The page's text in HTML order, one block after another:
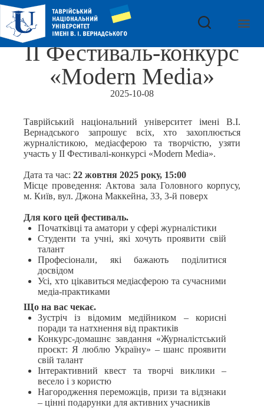
ІІ Фестиваль-конкурс
«Modern Media»
2025-10-08
Таврійський національний університет імені В.І.
Вернадського запрошує всіх, хто захоплюється
журналістикою, медіасферою та творчістю, узяти
участь у ІІ Фестивалі-конкурсі «Modern Media».
Дата та час: 22 жовтня 2025 року, 15:00
Місце проведення: Актова зала Головного корпусу,
м. Київ, вул. Джона Маккейна, 33, 3-й поверх
Для кого цей фестиваль.
Початківці та аматори у сфері журналістики
Студенти та учні, які хочуть проявити свій
талант
Професіонали, які бажають поділитися
досвідом
Усі, хто цікавиться медіасферою та сучасними
медіа-практиками
Що на вас чекає.
Зустріч із відомим медійником – корисні
поради та натхнення від практиків
Конкурс-домашнє завдання «Журналістський
проєкт: Я люблю Україну» – шанс проявити
свій талант
Інтерактивний квест та творчі виклики –
весело і з користю
Нагородження переможців, призи та відзнаки
– цінні подарунки для активних учасників